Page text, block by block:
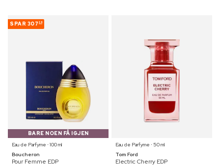
SPAR 307 24
BARE NOEN FÅ IGJEN
Eau de Parfyme ⋅ 100 ml
Boucheron
Pour Femme EDP
Eau de Parfyme ⋅ 50 ml
Tom Ford
Electric Cherry EDP